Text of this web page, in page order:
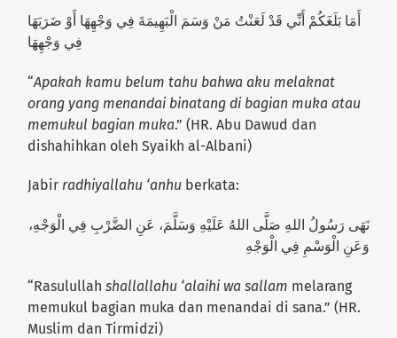
أَمَا بَلَغَكُمْ أَنِّي قَدْ لَعَنْتُ مَنْ وَسَمَ الْبَهِيمَةَ فِي وَجْهِهَا أَوْ ضَرَبَهَا
فِي وَجْهِهَا
“Apakah kamu belum tahu bahwa aku melaknat
orang yang menandai binatang di bagian muka atau
memukul bagian muka.” (HR. Abu Dawud dan
dishahihkan oleh Syaikh al-Albani)
Jabir radhiyallahu ‘anhu berkata:
نَهَى رَسُولُ اللهِ صَلَّى اللهُ عَلَيْهِ وَسَلَّمَ، عَنِ الضَّرْبِ فِي الْوَجْهِ،
وَعَنِ الْوَسْمِ فِي الْوَجْهِ
“Rasulullahshallallahu ‘alaihi wa sallam melarang
memukul bagian muka dan menandai di sana.” (HR.
Muslim dan Tirmidzi)